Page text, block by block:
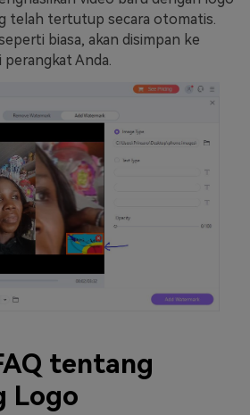
telah tertutup secara otomatis.
biasa, akan disimpan ke
perangkat Anda.
tentang
Logo